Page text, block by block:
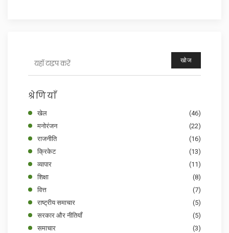
खोज
श्रेणियाँ
खेल
(46)
मनोरंजन
(22)
राजनीति
(16)
क्रिकेट
(13)
व्यापार
(11)
शिक्षा
(8)
वित्त
(7)
राष्ट्रीय समाचार
(5)
सरकार और नीतियाँ
(5)
समाचार
(3)